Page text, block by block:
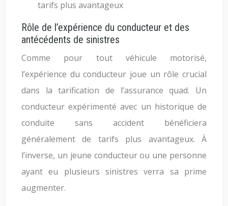
tarifs plus avantageux
Rôle de l’expérience du conducteur et des
antécédents de sinistres
Comme pour tout véhicule motorisé,
l’expérience du conducteur joue un rôle crucial
dans la tarification de l’assurance quad. Un
conducteur expérimenté avec un historique de
conduite sans accident bénéficiera
généralement de tarifs plus avantageux. À
l’inverse, un jeune conducteur ou une personne
ayant eu plusieurs sinistres verra sa prime
augmenter.